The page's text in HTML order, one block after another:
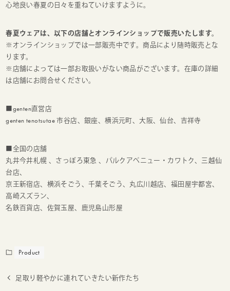
心地良い春夏の日々を重ねていけますように。
春夏ウェアは、以下の店舗とオンラインショップで販売いたします。
※オンラインショップでは一部販売中です。商品により随時販売とな
ります。
※店舗によっては一部お取扱いがない商品がございます。在庫の詳細
は店舗にお問合せください。
■genten直営店
genten tenotsutae 市谷店、銀座、横浜元町、大阪、仙台、吉祥寺
■全国の店舗
丸井今井札幌 、さっぽろ東急 、パルクアベニュー・カワトク、三越仙
台店、
京王新宿店、横浜そごう、千葉そごう、丸広川越店、福田屋宇都宮、
高崎スズラン、
名鉄百貨店、佐賀玉屋、鹿児島山形屋
Product
足取り軽やかに連れていきたい新作たち